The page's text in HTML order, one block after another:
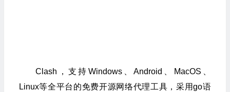
Clash，支持Windows、Android、MacOS、
Linux等全平台的免费开源网络代理工具，采用go语